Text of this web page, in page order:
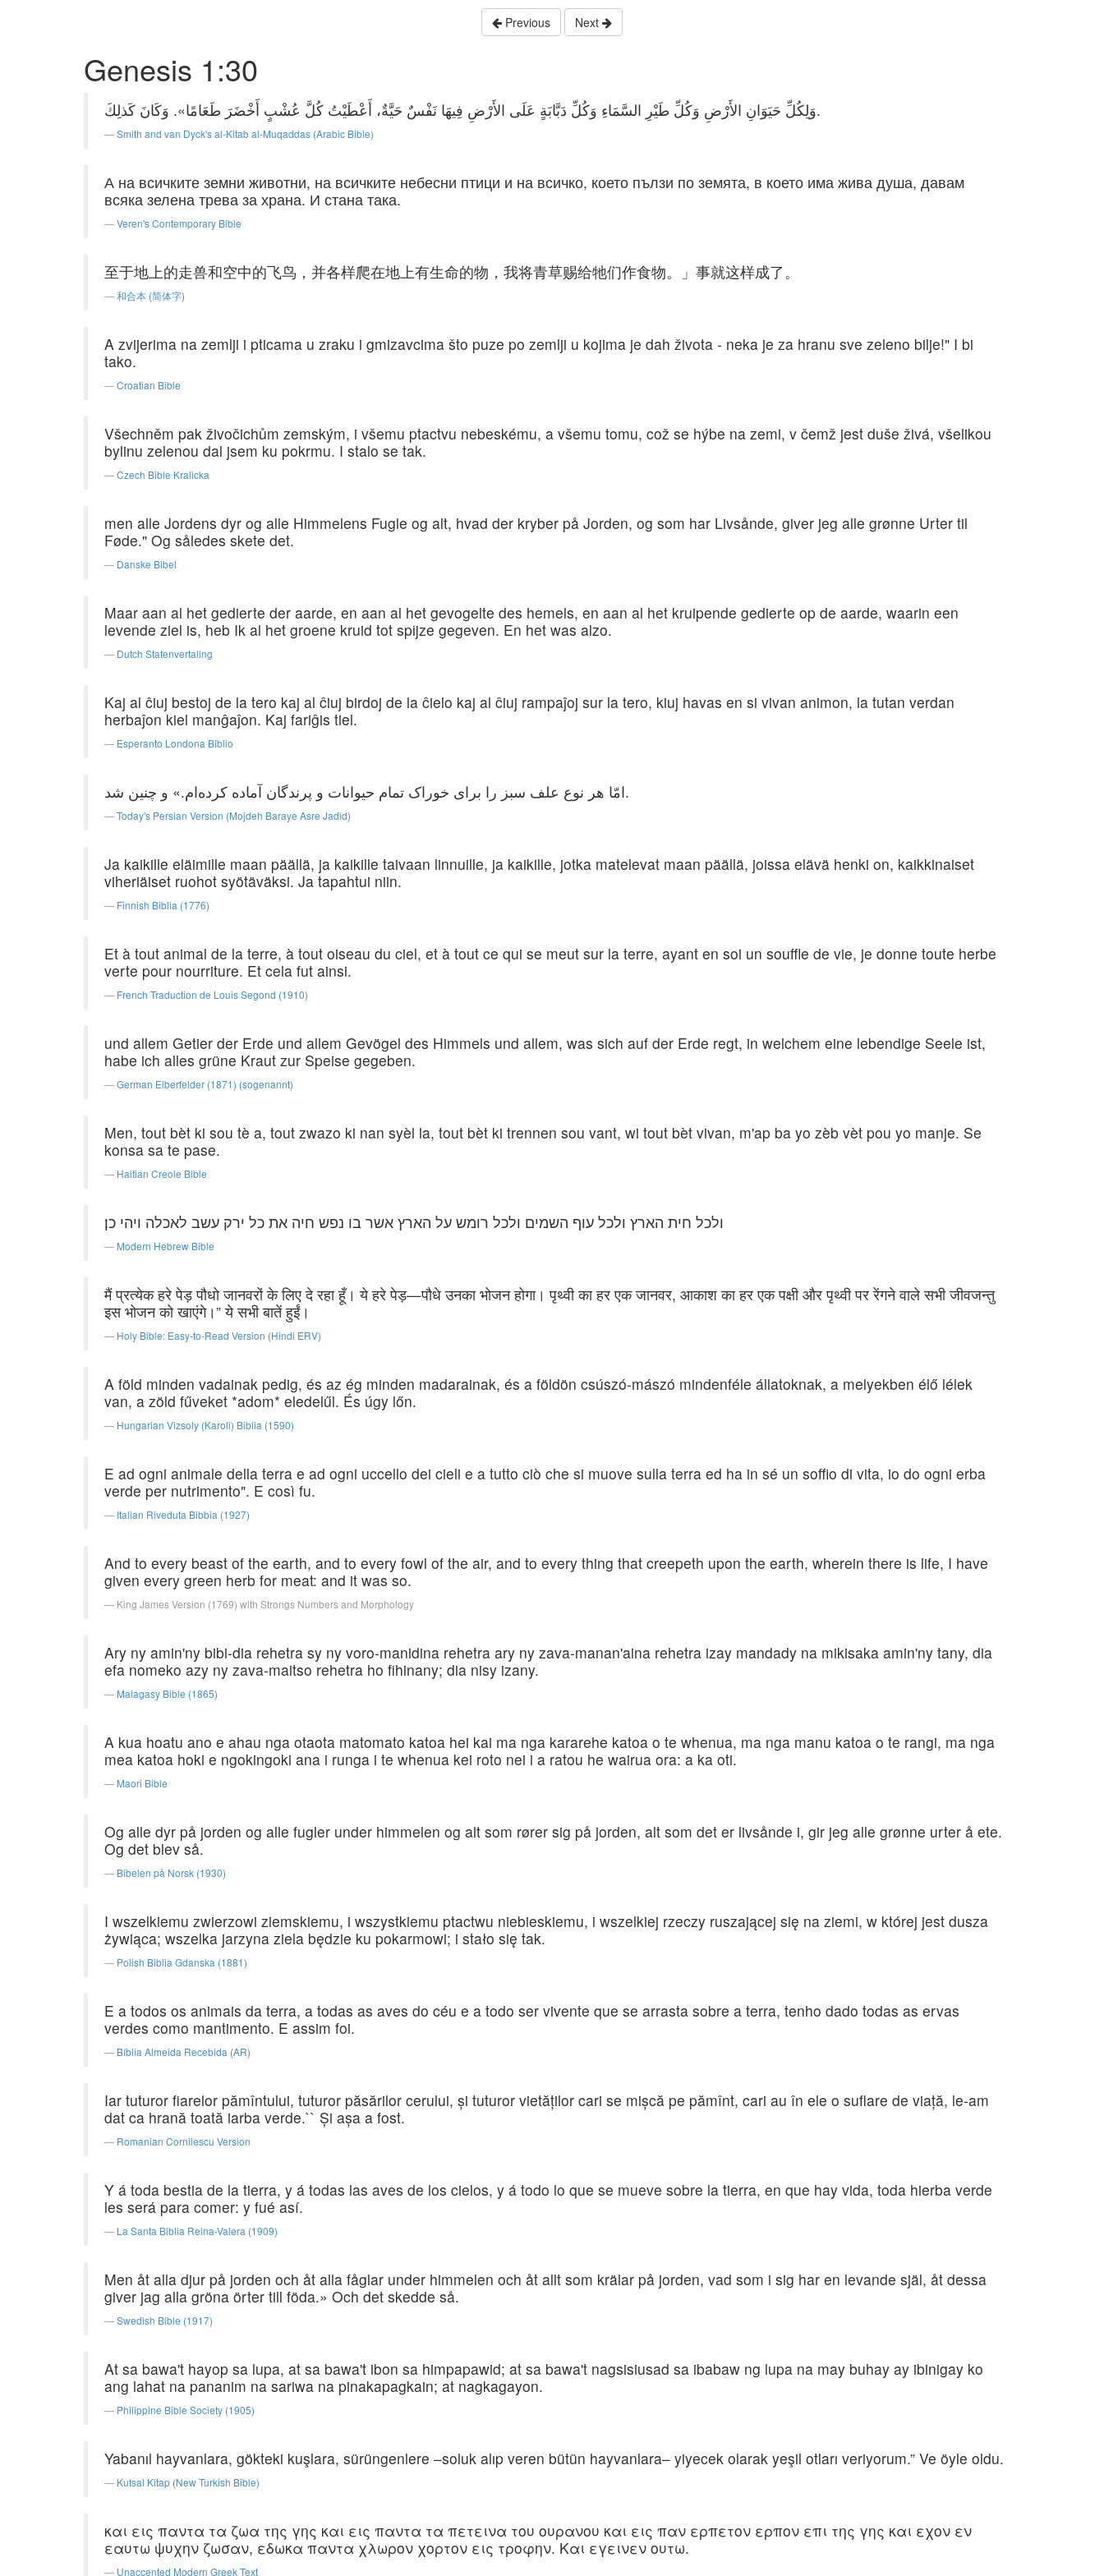
Previous Next
Genesis 1:30
وَلِكُلِّ حَيَوَانِ الأَرْضِ وَكُلِّ طَيْرِ السَّمَاءِ وَكُلِّ دَبَّابَةٍ عَلَى الأَرْضِ فِيهَا نَفْسٌ حَيَّةٌ، أَعْطَيْتُ كُلَّ عُشْبٍ أَخْضَرَ طَعَامًا». وَكَانَ كَذلِكَ.
Smith and van Dyck's al-Kitab al-Muqaddas (Arabic Bible)
А на всичките земни животни, на всичките небесни птици и на всичко, което пълзи по земята, в което има жива душа, давам
всяка зелена трева за храна. И стана така.
Veren's Contemporary Bible
至于地上的走兽和空中的飞鸟，并各样爬在地上有生命的物，我将青草赐给牠们作食物。」事就这样成了。
和合本 (简体字)
A zvijerima na zemlji i pticama u zraku i gmizavcima što puze po zemlji u kojima je dah života - neka je za hranu sve zeleno bilje!" I bi
tako.
Croatian Bible
Všechněm pak živočichům zemským, i všemu ptactvu nebeskému, a všemu tomu, což se hýbe na zemi, v čemž jest duše živá, všelikou
bylinu zelenou dal jsem ku pokrmu. I stalo se tak.
Czech Bible Kralicka
men alle Jordens dyr og alle Himmelens Fugle og alt, hvad der kryber på Jorden, og som har Livsånde, giver jeg alle grønne Urter til
Føde." Og således skete det.
Danske Bibel
Maar aan al het gedierte der aarde, en aan al het gevogelte des hemels, en aan al het kruipende gedierte op de aarde, waarin een
levende ziel is, heb Ik al het groene kruid tot spijze gegeven. En het was alzo.
Dutch Statenvertaling
Kaj al ĉiuj bestoj de la tero kaj al ĉiuj birdoj de la ĉielo kaj al ĉiuj rampaĵoj sur la tero, kiuj havas en si vivan animon, la tutan verdan
herbaĵon kiel manĝaĵon. Kaj fariĝis tiel.
Esperanto Londona Biblio
امّا هر نوع ‌علف ‌سبز را برای خوراک‌ تمام ‌حیوانات‌ و پرندگان‌ آماده ‌كرده‌ام‌.» و چنین ‌شد.
Today's Persian Version (Mojdeh Baraye Asre Jadid)
Ja kaikille eläimille maan päällä, ja kaikille taivaan linnuille, ja kaikille, jotka matelevat maan päällä, joissa elävä henki on, kaikkinaiset
viheriäiset ruohot syötäväksi. Ja tapahtui niin.
Finnish Biblia (1776)
Et à tout animal de la terre, à tout oiseau du ciel, et à tout ce qui se meut sur la terre, ayant en soi un souffle de vie, je donne toute herbe
verte pour nourriture. Et cela fut ainsi.
French Traduction de Louis Segond (1910)
und allem Getier der Erde und allem Gevögel des Himmels und allem, was sich auf der Erde regt, in welchem eine lebendige Seele ist,
habe ich alles grüne Kraut zur Speise gegeben.
German Elberfelder (1871) (sogenannt)
Men, tout bèt ki sou tè a, tout zwazo ki nan syèl la, tout bèt ki trennen sou vant, wi tout bèt vivan, m'ap ba yo zèb vèt pou yo manje. Se
konsa sa te pase.
Haitian Creole Bible
ולכל חית הארץ ולכל עוף השמים ולכל רומש על הארץ אשר בו נפש חיה את כל ירק עשב לאכלה ויהי כן׃
Modern Hebrew Bible
मैं प्रत्येक हरे पेड़ पौधो जानवरों के लिए दे रहा हूँ। ये हरे पेड़—पौधे उनका भोजन होगा। पृथ्वी का हर एक जानवर, आकाश का हर एक पक्षी और पृथ्वी पर रेंगने वाले सभी जीवजन्तु
इस भोजन को खाएंगे।” ये सभी बातें हुईं।
Holy Bible: Easy-to-Read Version (Hindi ERV)
A föld minden vadainak pedig, és az ég minden madarainak, és a földön csúszó-mászó mindenféle állatoknak, a melyekben élő lélek
van, a zöld fűveket *adom* eledelűl. És úgy lőn.
Hungarian Vizsoly (Karoli) Biblia (1590)
E ad ogni animale della terra e ad ogni uccello dei cieli e a tutto ciò che si muove sulla terra ed ha in sé un soffio di vita, io do ogni erba
verde per nutrimento". E così fu.
Italian Riveduta Bibbia (1927)
And to every beast of the earth, and to every fowl of the air, and to every thing that creepeth upon the earth, wherein there is life, I have
given every green herb for meat: and it was so.
King James Version (1769) with Strongs Numbers and Morphology
Ary ny amin'ny bibi-dia rehetra sy ny voro-manidina rehetra ary ny zava-manan'aina rehetra izay mandady na mikisaka amin'ny tany, dia
efa nomeko azy ny zava-maitso rehetra ho fihinany; dia nisy izany.
Malagasy Bible (1865)
A kua hoatu ano e ahau nga otaota matomato katoa hei kai ma nga kararehe katoa o te whenua, ma nga manu katoa o te rangi, ma nga
mea katoa hoki e ngokingoki ana i runga i te whenua kei roto nei i a ratou he wairua ora: a ka oti.
Maori Bible
Og alle dyr på jorden og alle fugler under himmelen og alt som rører sig på jorden, alt som det er livsånde i, gir jeg alle grønne urter å ete.
Og det blev så.
Bibelen på Norsk (1930)
I wszelkiemu zwierzowi ziemskiemu, i wszystkiemu ptactwu niebieskiemu, i wszelkiej rzeczy ruszającej się na ziemi, w której jest dusza
żywiąca; wszelka jarzyna ziela będzie ku pokarmowi; i stało się tak.
Polish Biblia Gdanska (1881)
E a todos os animais da terra, a todas as aves do céu e a todo ser vivente que se arrasta sobre a terra, tenho dado todas as ervas
verdes como mantimento. E assim foi.
Bíblia Almeida Recebida (AR)
Iar tuturor fiarelor pămîntului, tuturor păsărilor cerului, şi tuturor vietăţilor cari se mişcă pe pămînt, cari au în ele o suflare de viaţă, le-am
dat ca hrană toată iarba verde.`` Şi aşa a fost.
Romanian Cornilescu Version
Y á toda bestia de la tierra, y á todas las aves de los cielos, y á todo lo que se mueve sobre la tierra, en que hay vida, toda hierba verde
les será para comer: y fué así.
La Santa Biblia Reina-Valera (1909)
Men åt alla djur på jorden och åt alla fåglar under himmelen och åt allt som krälar på jorden, vad som i sig har en levande själ, åt dessa
giver jag alla gröna örter till föda.» Och det skedde så.
Swedish Bible (1917)
At sa bawa't hayop sa lupa, at sa bawa't ibon sa himpapawid; at sa bawa't nagsisiusad sa ibabaw ng lupa na may buhay ay ibinigay ko
ang lahat na pananim na sariwa na pinakapagkain; at nagkagayon.
Philippine Bible Society (1905)
Yabanıl hayvanlara, gökteki kuşlara, sürüngenlere –soluk alıp veren bütün hayvanlara– yiyecek olarak yeşil otları veriyorum.” Ve öyle oldu.
Kutsal Kitap (New Turkish Bible)
και εις παντα τα ζωα της γης και εις παντα τα πετεινα του ουρανου και εις παν ερπετον ερπον επι της γης και εχον εν
εαυτω ψυχην ζωσαν, εδωκα παντα χλωρον χορτον εις τροφην. Και εγεινεν ουτω.
Unaccented Modern Greek Text